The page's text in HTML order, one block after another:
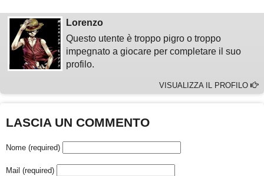
Lorenzo
Questo utente è troppo pigro o troppo
impegnato a giocare per completare il suo
profilo.
VISUALIZZA IL PROFILO
LASCIA UN COMMENTO
Nome (required)
Mail (required)